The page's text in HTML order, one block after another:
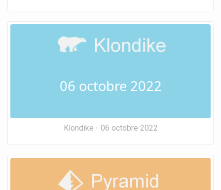
06 octobre 2022
Klondike - 06 octobre 2022